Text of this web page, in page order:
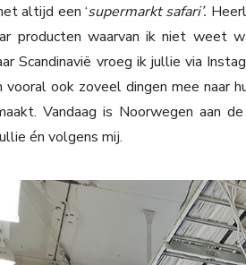
altijd een ‘supermarkt safari’.
producten waarvan ik niet weet
Scandinavië vroeg ik jullie via
vooral ook zoveel dingen mee naar
Vandaag is Noorwegen aan
én volgens mij.